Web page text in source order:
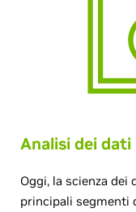
Analisi dei dati
Oggi, la scienza dei
principali segmenti